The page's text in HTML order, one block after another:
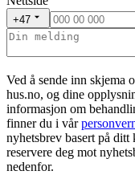
+47
Ved å sende inn skjema
hus.no, og dine
informasjon om
finner du i vår
nyhetsbrev basert på
reservere deg mot
nedenfor.